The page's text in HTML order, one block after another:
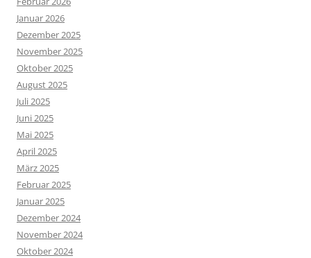
Januar 2026
Dezember 2025
November 2025
Oktober 2025
August 2025
Juli 2025
Juni 2025
Mai 2025
April 2025
März 2025
Februar 2025
Januar 2025
Dezember 2024
November 2024
Oktober 2024